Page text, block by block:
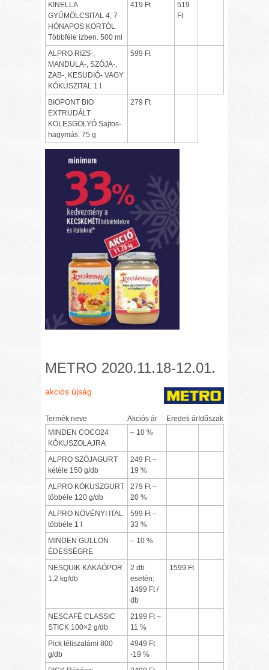
KINELLA
GYÜMÖLCSITAL 4, 7
HÓNAPOS KORTÓL
Többféle ízben. 500 ml
419 Ft
519
Ft
ALPRO RIZS-,
MANDULA-, SZÓJA-,
ZAB-, KESUDIÓ- VAGY
KÓKUSZITAL 1 l
599 Ft
BIOPONT BIO
EXTRUDÁLT
KÖLESGOLYÓ Sajtos-
hagymás. 75 g
279 Ft
METRO 2020.11.18-12.01.
akciós újság
Termék neve Akciós ár Eredeti ár Időszak
MINDEN COCO24
KÓKUSZOLAJRA
– 10 %
ALPRO SZÓJAGURT
két­éle 150 g/db
249 Ft –
19 %
ALPRO KÓKUSZGURT
több­éle 120 g/db
279 Ft –
20 %
ALPRO NÖVÉNYI ITAL
több­éle 1 l
599 Ft –
33 %
MINDEN GULLON
ÉDESSÉGRE
– 10 %
NESQUIK KAKAÓPOR
1,2 kg/db
2 db
esetén:
1499 Ft /
db
1599 Ft
NESCAFÉ CLASSIC
STICK 100×2 g/db
2199 Ft –
11 %
Pick téliszalámi 800
g/db
4949 Ft
-19 %